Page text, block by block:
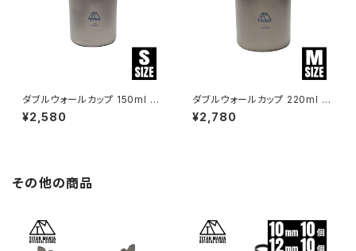
ダブルウォールカップ 150ml S
サイズ チタン製 二重構造 超軽
量 頑丈 スタッキングマグ カップ
¥2,580
ダブルウォールカップ 220ml M
サイズ チタン製 二重構造 超軽
量 頑丈 スタッキングマグ カップ
¥2,780
その他の商品